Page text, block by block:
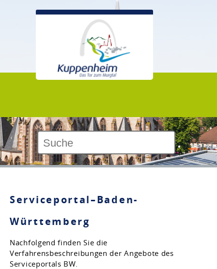
Serviceportal–Baden-
Württemberg
Nachfolgend finden Sie die
Verfahrensbeschreibungen der Angebote des
Serviceportals BW.